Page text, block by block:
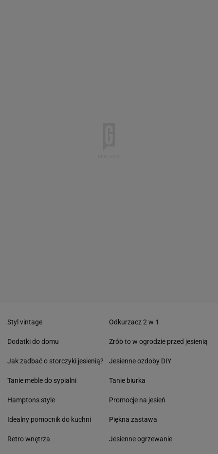
Styl vintage
Dodatki do domu
Jak zadbać o storczyki jesienią?
Tanie meble do sypialni
Hamptons style
Idealny pomocnik do kuchni
Retro wnętrza
Odkurzacz 2 w 1
Zrób to w ogrodzie przed jesienią
Jesienne ozdoby DIY
Tanie biurka
Promocje na jesień
Piękna zastawa
Jesienne ogrzewanie